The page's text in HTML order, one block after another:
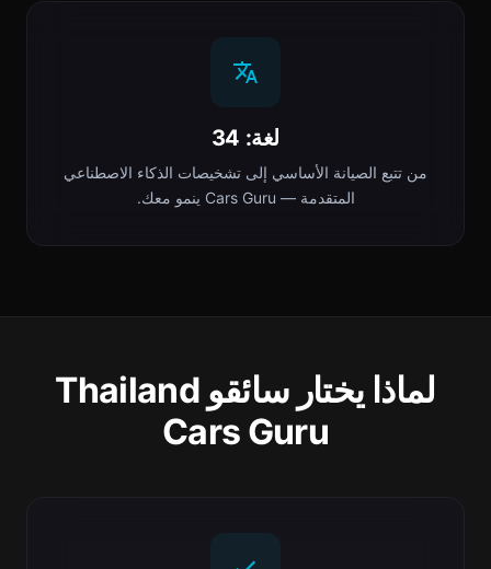
لغة: 34
من تتبع الصيانة الأساسي إلى تشخيصات الذكاء الاصطناعي
المتقدمة — Cars Guru ينمو معك.
لماذا يختار سائقو Thailand
Cars Guru